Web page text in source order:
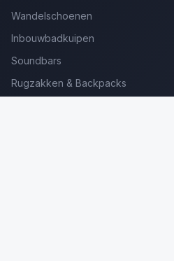
Wandelschoenen
Inbouwbadkuipen
Soundbars
Rugzakken & Backpacks